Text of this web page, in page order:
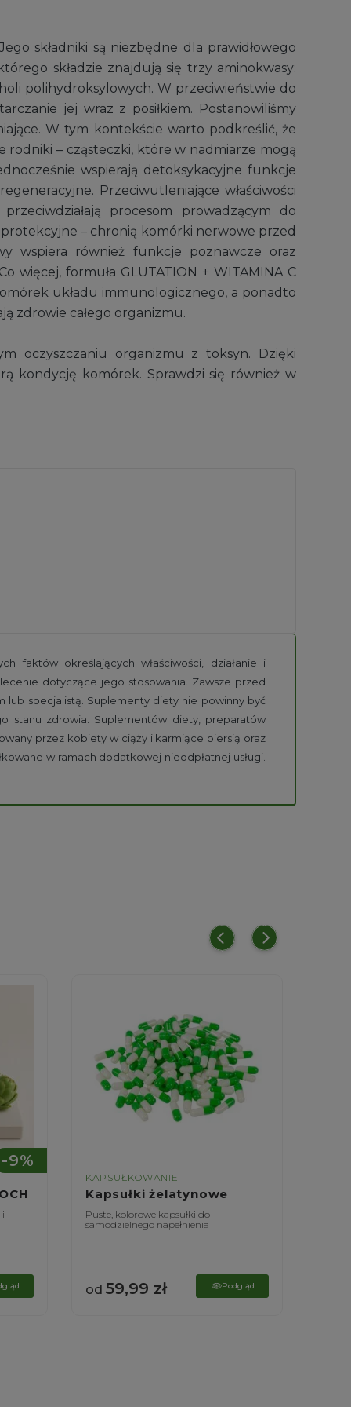
składniki są niezbędne dla prawidłowego
składzie znajdują się trzy aminokwasy:
polihydroksylowych. W przeciwieństwie do
jej wraz z posiłkiem. Postanowiliśmy
W tym kontekście warto podkreślić, że
– cząsteczki, które w nadmiarze mogą
wspierają detoksykacyjne funkcje
Przeciwutleniające właściwości
procesom prowadzącym do
– chronią komórki nerwowe przed
wspiera również funkcje poznawcze oraz
formuła GLUTATION + WITAMINA C
układu immunologicznego, a ponadto
zdrowie całego organizmu.
oczyszczaniu organizmu z toksyn. Dzięki
kondycję komórek. Sprawdzi się również w
faktów określających właściwości, działanie i
dotyczące jego stosowania. Zawsze przed
specjalistą. Suplementy diety nie powinny być
stanu zdrowia. Suplementów diety, preparatów
przez kobiety w ciąży i karmiące piersią oraz
w ramach dodatkowej nieodpłatnej usługi.
i
-9%
KAPSUŁKOWANIE
Kapsułki żelatynowe
Puste, kolorowe kapsułki do
samodzielnego napełnienia
od 59,99 zł Podgląd